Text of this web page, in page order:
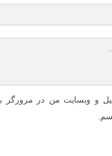
و وبسایت من در مرورگر